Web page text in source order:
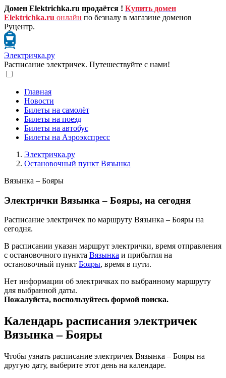
Домен Elektrichka.ru продаётся ! Купить домен
Elektrichka.ru онлайн по безналу в магазине доменов
Руцентр.
Электричка.ру
Расписание электричек. Путешествуйте с нами!
Главная
Новости
Билеты на самолёт
Билеты на поезд
Билеты на автобус
Билеты на Аэроэкспресс
Электричка.ру
Остановочный пункт Вязынка
Вязынка – Бояры
Электрички Вязынка – Бояры, на сегодня
Расписание электричек по маршруту Вязынка – Бояры на
сегодня.
В расписании указан маршрут электрички, время отправления
с остановочного пункта Вязынка и прибытия на
остановочный пункт Бояры, время в пути.
Нет информации об электричках по выбранному маршруту
для выбранной даты.
Пожалуйста, воспользуйтесь формой поиска.
Календарь расписания электричек
Вязынка – Бояры
Чтобы узнать расписание электричек Вязынка – Бояры на
другую дату, выберите этот день на календаре.